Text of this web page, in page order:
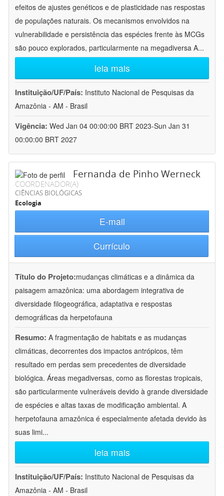
efeitos de ajustes genéticos e de plasticidade nas respostas
de populações naturais. Os mecanismos envolvidos na
vulnerabilidade e persistência das espécies frente às MCGs
são pouco explorados, particularmente na megadiversa A...
leia mais
Instituição/UF/País: Instituto Nacional de Pesquisas da
Amazônia - AM - Brasil
Vigência: Wed Jan 04 00:00:00 BRT 2023-Sun Jan 31
00:00:00 BRT 2027
Fernanda de Pinho Werneck
COORDENADOR(A)
CIÊNCIAS BIOLÓGICAS
Ecologia
E-mail
Currículo
Título do Projeto:mudanças climáticas e a dinâmica da
paisagem amazônica: uma abordagem integrativa de
diversidade filogeográfica, adaptativa e respostas
demográficas da herpetofauna
Resumo: A fragmentação de habitats e as mudanças
climáticas, decorrentes dos impactos antrópicos, têm
resultado em perdas sem precedentes de diversidade
biológica. Áreas megadiversas, como as florestas tropicais,
são particularmente vulneráveis devido à grande diversidade
de espécies e altas taxas de modificação ambiental. A
herpetofauna amazônica é especialmente afetada devido às
suas limi...
leia mais
Instituição/UF/País: Instituto Nacional de Pesquisas da
Amazônia - AM - Brasil